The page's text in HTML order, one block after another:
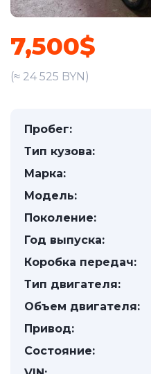
7,500$
(≈ 24 525 BYN)
Пробег:
Тип кузова:
Марка:
Модель:
Поколение:
Год выпуска:
Коробка передач:
Тип двигателя:
Объем двигателя:
Привод:
Состояние: